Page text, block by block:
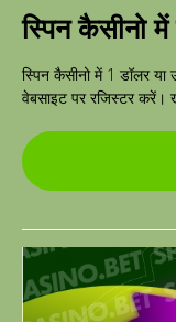
स्पिन कैसीनो
स्पिन कैसीनो में 1 डॉलर या
वेबसाइट पर रजिस्टर